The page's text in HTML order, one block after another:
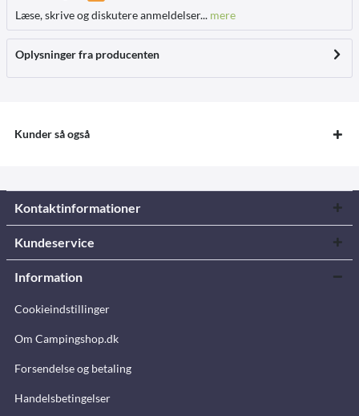
Læse, skrive og diskutere anmeldelser... mere
Oplysninger fra producenten
Kunder så også
Kontaktinformationer
Kundeservice
Information
Cookieindstillinger
Om Campingshop.dk
Forsendelse og betaling
Handelsbetingelser